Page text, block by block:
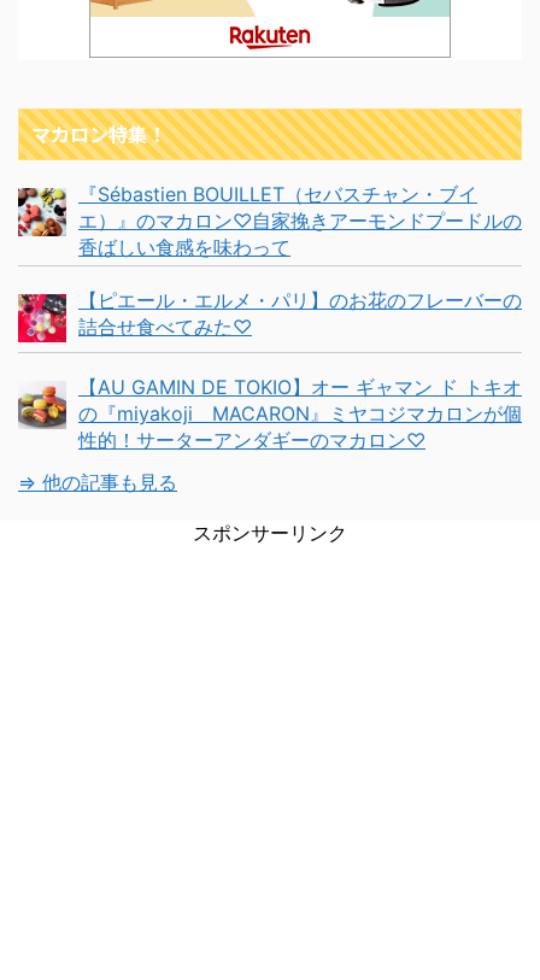
マカロン特集！
『Sébastien BOUILLET（セバスチャン・ブイ
エ）』のマカロン♡自家挽きアーモンドプードルの
香ばしい食感を味わって
【ピエール・エルメ・パリ】のお花のフレーバーの
詰合せ食べてみた♡
【AU GAMIN DE TOKIO】オー ギャマン ド トキオ
の『miyakoji MACARON』ミヤコジマカロンが個
性的！サーターアンダギーのマカロン♡
⇒ 他の記事も見る
スポンサーリンク